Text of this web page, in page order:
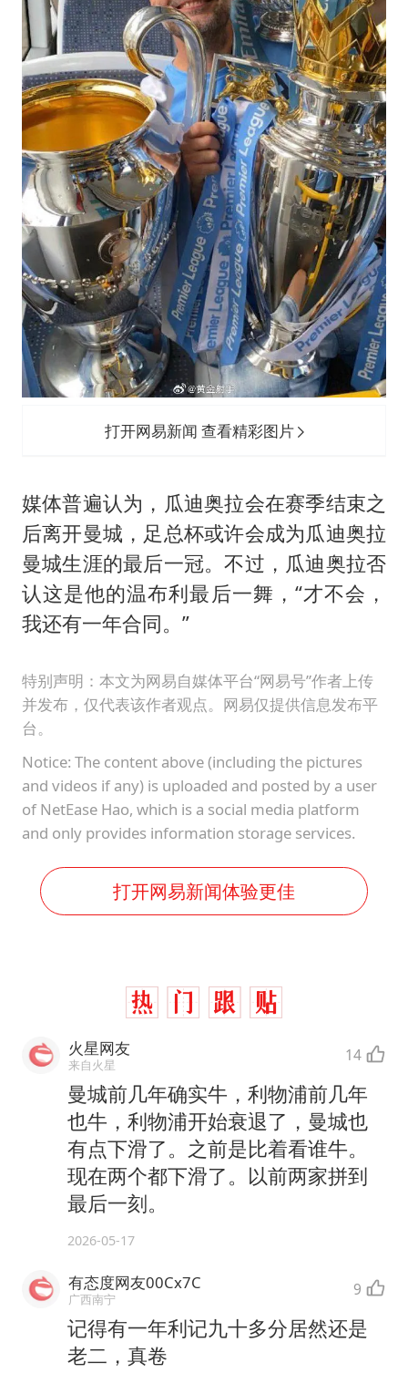
打开网易新闻 查看精彩图片
媒体普遍认为，瓜迪奥拉会在赛季结束之
后离开曼城，足总杯或许会成为瓜迪奥拉
曼城生涯的最后一冠。不过，瓜迪奥拉否
认这是他的温布利最后一舞，“才不会，
我还有一年合同。”
特别声明：本文为网易自媒体平台“网易号”作者上传
并发布，仅代表该作者观点。网易仅提供信息发布平
台。
Notice: The content above (including the pictures
and videos if any) is uploaded and posted by a user
of NetEase Hao, which is a social media platform
and only provides information storage services.
打开网易新闻体验更佳
火星网友
来自火星 14
曼城前几年确实牛，利物浦前几年
也牛，利物浦开始衰退了，曼城也
有点下滑了。之前是比着看谁牛。
现在两个都下滑了。以前两家拼到
最后一刻。
2026-05-17
有态度网友00Cx7C
广西南宁 9
记得有一年利记九十多分居然还是
老二，真卷